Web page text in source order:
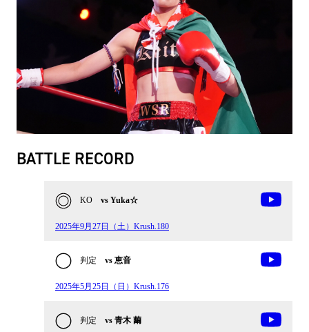
BATTLE RECORD
KO vs Yuka☆
2025年9月27日（土）Krush.180
判定 vs 恵音
2025年5月25日（日）Krush.176
判定 vs 青木 繭